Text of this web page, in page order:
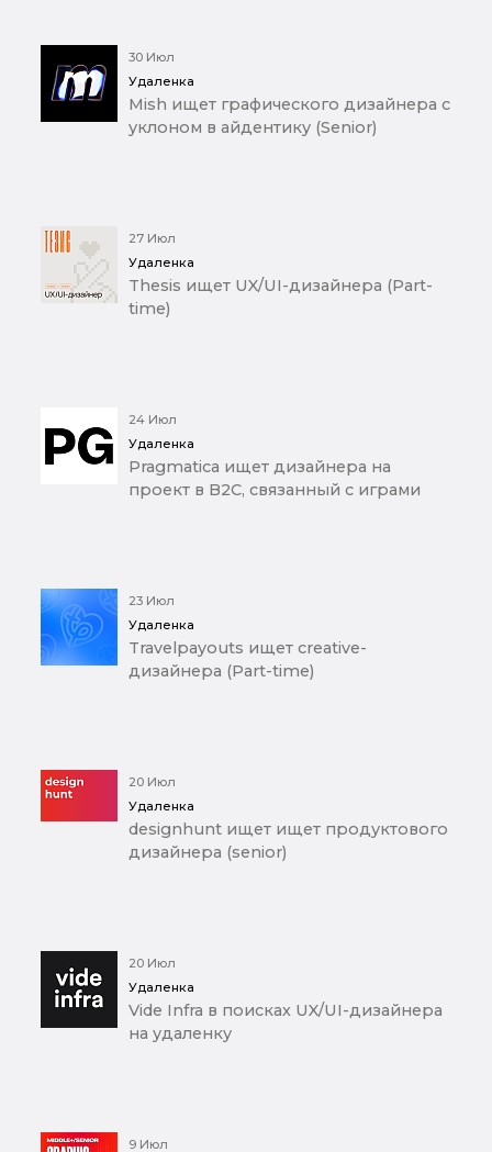
30 Июл
Удаленка
Mish ищет графического дизайнера с
уклоном в айдентику (Senior)
27 Июл
Удаленка
Thesis ищет UX/UI-дизайнера (Part-
time)
24 Июл
Удаленка
Pragmatica ищет дизайнера на
проект в B2C, связанный с играми
23 Июл
Удаленка
Travelpayouts ищет creative-
дизайнера (Part-time)
20 Июл
Удаленка
designhunt ищет ищет продуктового
дизайнера (senior)
20 Июл
Удаленка
Vide Infra в поисках UX/UI-дизайнера
на удаленку
9 Июл